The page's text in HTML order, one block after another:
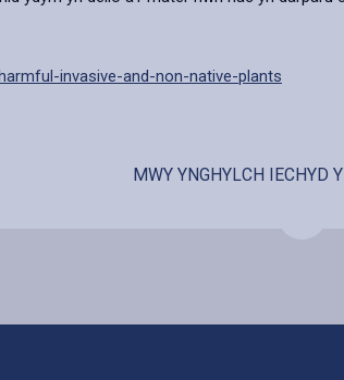
invasive-and-non-native-plants
MWY